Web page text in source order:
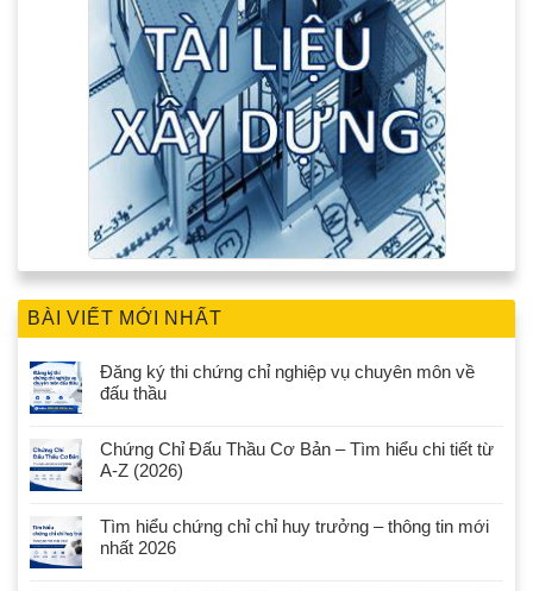
BÀI VIẾT MỚI NHẤT
Đăng ký thi chứng chỉ nghiệp vụ chuyên môn về
đấu thầu
Chứng Chỉ Đấu Thầu Cơ Bản – Tìm hiểu chi tiết từ
A-Z (2026)
Tìm hiểu chứng chỉ chỉ huy trưởng – thông tin mới
nhất 2026